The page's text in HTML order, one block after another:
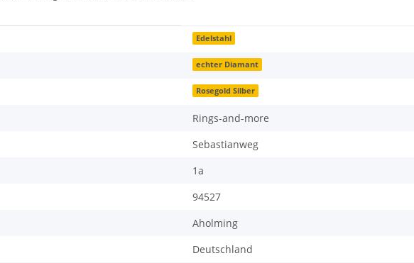
Edelstahl
echter Diamant
Rosegold Silber
Rings-and-more
Sebastianweg
1a
94527
Aholming
Deutschland